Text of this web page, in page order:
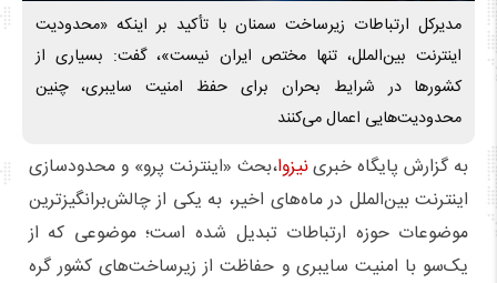
مدیرکل ارتباطات زیرساخت سمنان با تأکید بر اینکه «محدودیت
اینترنت بین‌الملل، تنها مختص ایران نیست»، گفت: بسیاری از
کشورها در شرایط بحران برای حفظ امنیت سایبری، چنین
محدودیت‌هایی اعمال می‌کنند
به گزارش پایگاه خبرینیزوا،بحث «اینترنت پرو» و محدودسازی
اینترنت بین‌الملل در ماه‌های اخیر، به یکی از چالش‌برانگیزترین
موضوعات حوزه ارتباطات تبدیل شده است؛ موضوعی که از
یک‌سو با امنیت سایبری و حفاظت از زیرساخت‌های کشور گره